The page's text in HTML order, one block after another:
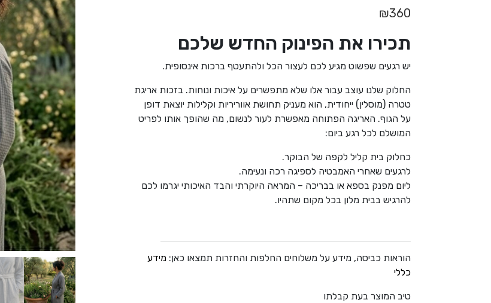
₪360
תכירו את הפינוק החדש שלכם
יש רגעים שפשוט מגיע לכם לעצור הכל ולהתעטף ברכות אינסופית.
החלוק שלנו עוצב עבור אלו שלא מתפשרים על איכות ונוחות. בזכות אריגת
טטרה (מוסלין) ייחודית, הוא מעניק תחושת אווריריות וקלילות יוצאת דופן
על הגוף. האריגה הפתוחה מאפשרת לעור לנשום, מה שהופך אותו לפריט
המושלם לכל רגע ביום:
כחלוק בית קליל לקפה של הבוקר.
לרגעים שאחרי האמבטיה לספיגה רכה ונעימה.
ליום מפנק בספא או בבריכה – המראה היוקרתי והבד האיכותי יגרמו לכם
להרגיש בבית מלון בכל מקום שתהיו.
הוראות כביסה, מידע על משלוחים החלפות והחזרות תמצאו כאן:מידע
כללי
טיב המוצר בעת קבלתו